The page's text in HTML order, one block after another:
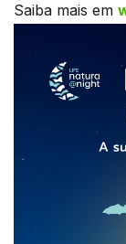
Saiba mais em